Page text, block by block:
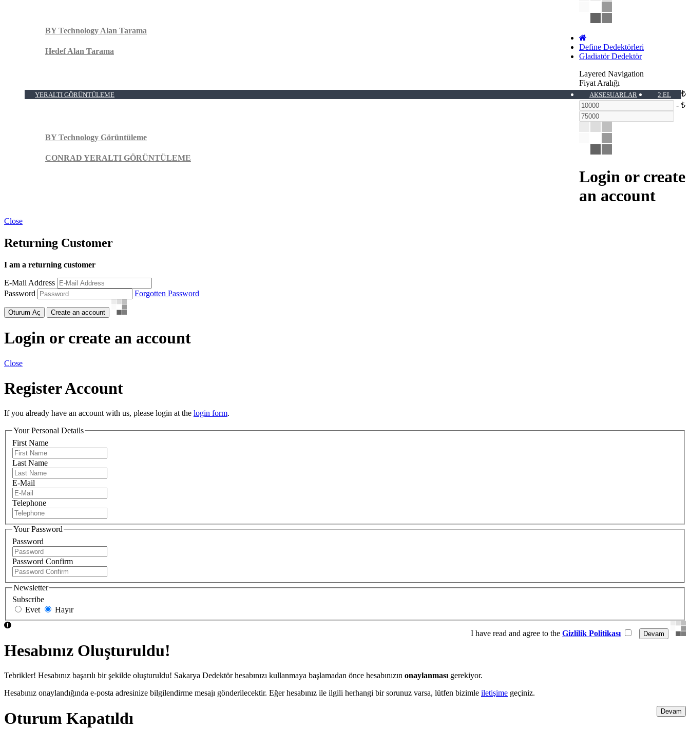
BY Technology Alan Tarama
Hedef Alan Tarama
YERALTI GÖRÜNTÜLEME
BY Technology Görüntüleme
CONRAD YERALTI GÖRÜNTÜLEME
AKSESUARLAR 2.EL
Define Dedektörleri
Gladiatör Dedektör
Layered Navigation
Fiyat Aralığı
₺
- ₺
Login or create
an account
Close
Returning Customer
I am a returning customer
E-Mail Address
Password
Forgotten Password
Oturum Aç Create an account
Login or create an account
Close
Register Account
If you already have an account with us, please login at the login form.
Your Personal Details
First Name
Last Name
E-Mail
Telephone
Your Password
Password
Password Confirm
Newsletter
Subscribe
Evet
Hayır
I have read and agree to the Gizlilik Politikası
Hesabınız Oluşturuldu!
Tebrikler! Hesabınız başarılı bir şekilde oluşturuldu! Sakarya Dedektör hesabınızı kullanmaya başlamadan önce hesabınızın onaylanması gerekiyor.
Hesabınız onaylandığında e-posta adresinize bilgilendirme mesajı gönderilecektir. Eğer hesabınız ile ilgili herhangi bir sorunuz varsa, lütfen bizimle iletişime geçiniz.
Devam
Oturum Kapatıldı